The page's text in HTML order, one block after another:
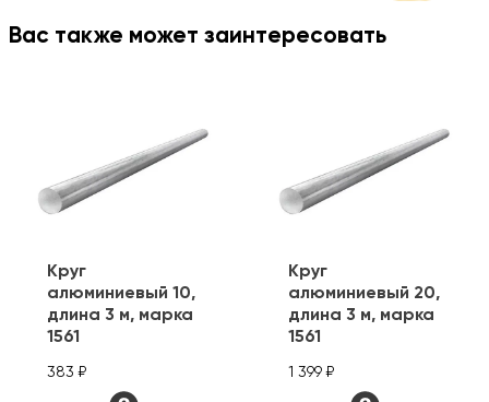
Вас также может заинтересовать
Круг
алюминиевый 10,
длина 3 м, марка
1561
383 ₽
Круг
алюминиевый 20,
длина 3 м, марка
1561
1 399 ₽